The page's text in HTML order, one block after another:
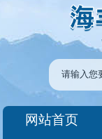
网站首页